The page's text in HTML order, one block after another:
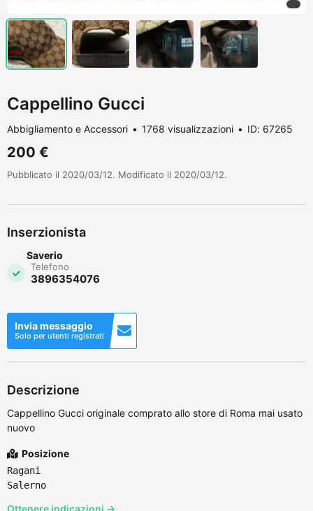
Cappellino Gucci
Abbigliamento e Accessori 1768 visualizzazioni ID: 67265
200 €
Pubblicato il 2020/03/12. Modificato il 2020/03/12.
Inserzionista
Saverio
Telefono
3896354076
Invia messaggio
Solo per utenti registrati
Descrizione
Cappellino Gucci originale comprato allo store di Roma mai usato
nuovo
Posizione
Ragani
Salerno
Ottenere indicazioni →